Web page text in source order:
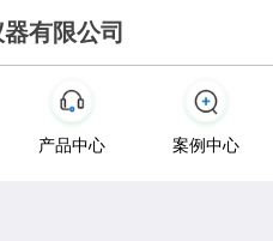
有限公司
产品中心 案例中心